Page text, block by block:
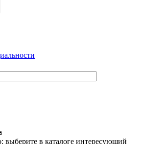
выберите в каталоге интересующий